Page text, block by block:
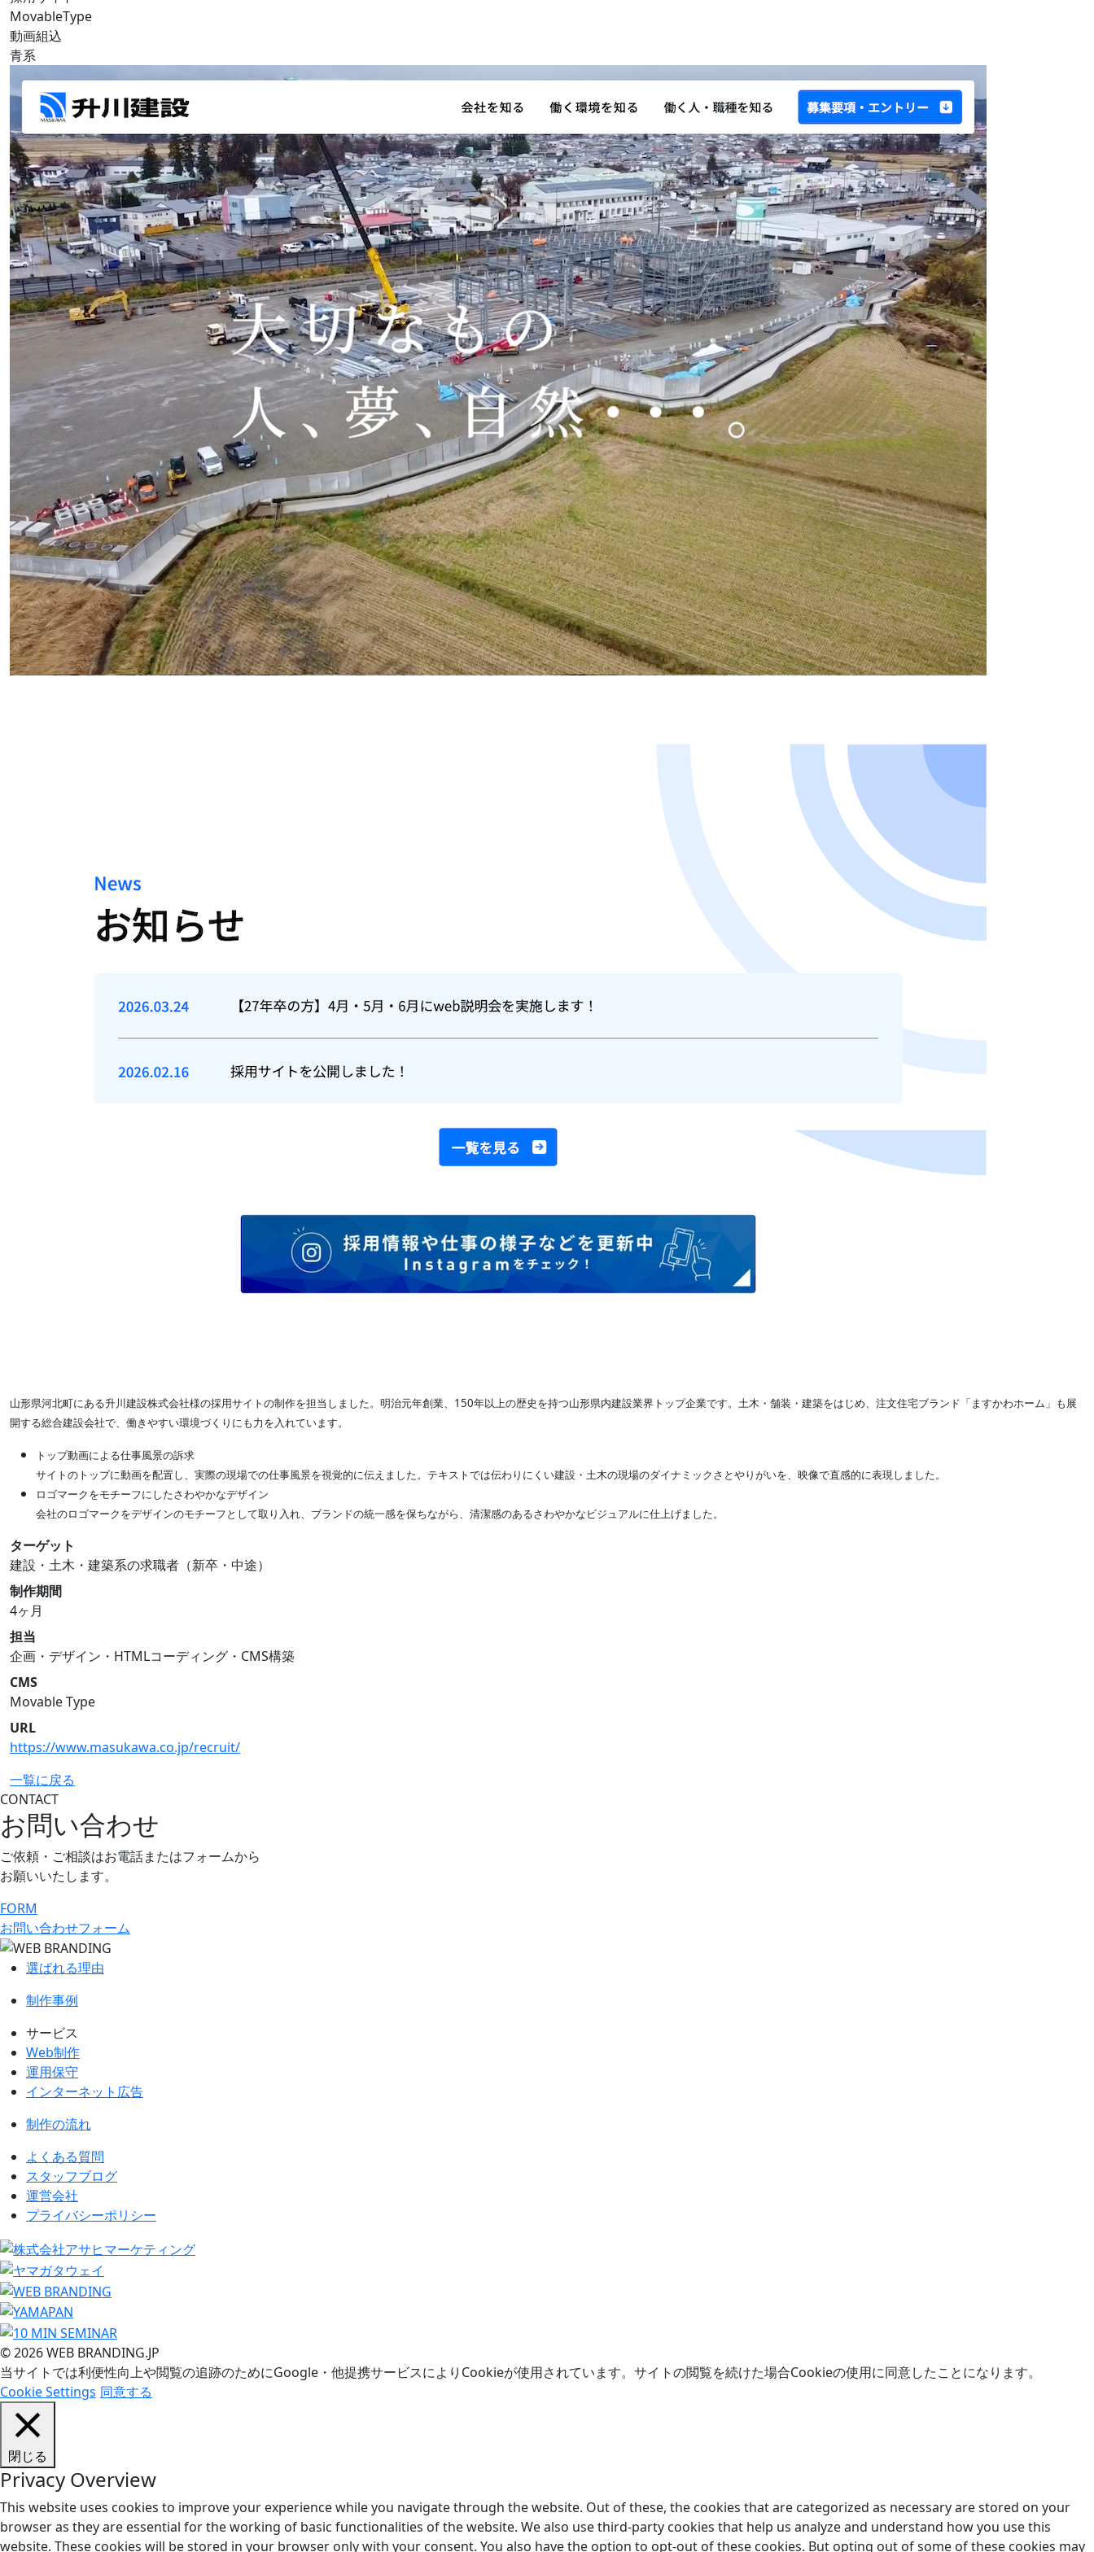
MovableType
動画組込
青系
山形県河北町にある升川建設株式会社様の採用サイトの制作を担当しました。明治元年創業、150年以上の歴史を持つ山形県内建設業界トップ企業です。土木・舗装・建築をはじめ、注文住宅ブランド「ますかわホーム」も展
開する総合建設会社で、働きやすい環境づくりにも力を入れています。
トップ動画による仕事風景の訴求
サイトのトップに動画を配置し、実際の現場での仕事風景を視覚的に伝えました。テキストでは伝わりにくい建設・土木の現場のダイナミックさとやりがいを、映像で直感的に表現しました。
ロゴマークをモチーフにしたさわやかなデザイン
会社のロゴマークをデザインのモチーフとして取り入れ、ブランドの統一感を保ちながら、清潔感のあるさわやかなビジュアルに仕上げました。
ターゲット
建設・土木・建築系の求職者（新卒・中途）
制作期間
4ヶ月
担当
企画・デザイン・HTMLコーディング・CMS構築
CMS
Movable Type
URL
https://www.masukawa.co.jp/recruit/
一覧に戻る
CONTACT
お問い合わせ
ご依頼・ご相談はお電話またはフォームから
お願いいたします。
FORM
お問い合わせフォーム
選ばれる理由
制作事例
サービス
Web制作
運用保守
インターネット広告
制作の流れ
よくある質問
スタッフブログ
運営会社
プライバシーポリシー
© 2026 WEB BRANDING.JP
当サイトでは利便性向上や閲覧の追跡のためにGoogle・他提携サービスによりCookieが使用されています。サイトの閲覧を続けた場合Cookieの使用に同意したことになります。
Cookie Settings 同意する
閉じる
Privacy Overview
This website uses cookies to improve your experience while you navigate through the website. Out of these, the cookies that are categorized as necessary are stored on your
browser as they are essential for the working of basic functionalities of the website. We also use third-party cookies that help us analyze and understand how you use this
website. These cookies will be stored in your browser only with your consent. You also have the option to opt-out of these cookies. But opting out of some of these cookies may